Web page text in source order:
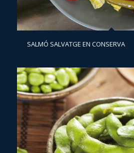
SALMÓ SALVATGE EN CONSERVA